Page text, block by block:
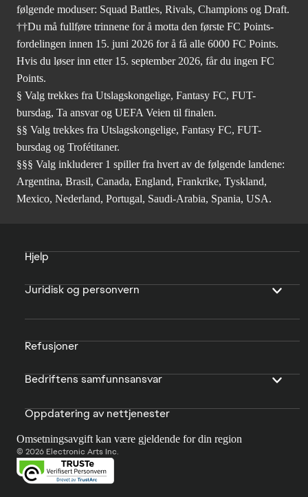
følgende moduser: Squad Battles, Rivals, Champions og Draft.
††Du må fullføre trinnene for å motta den første FC Points-
fordelingen innen 15. juni 2026 for å få alle 6000 FC Points.
Hvis du løser inn etter 15. september 2026, får du ingen FC
Points.
§ Valg trekkes fra Utslagskongelige, Fantasy FC, FUT-
bursdag, Ta ansvar og UEFA Veien til finalen.
§§ Valg trekkes fra Utslagskongelige, Fantasy FC, FUT-
bursdag og Trofétitaner.
§§§ Valg inkluderer 1 spiller fra hvert av de følgende landene:
Argentina, Brasil, Canada, England, Frankrike, Tyskland,
Mexico, Nederland, Portugal, Saudi-Arabia, Spania, USA.
Hjelp
Juridisk og personvern
Refusjoner
Bedriftens samfunnsansvar
Oppdatering av nettjenester
Omsetningsavgift kan være gjeldende for din region
© 2026 Electronic Arts Inc.